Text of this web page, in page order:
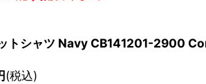
トシャツ Navy CB141201-2900
(税込)